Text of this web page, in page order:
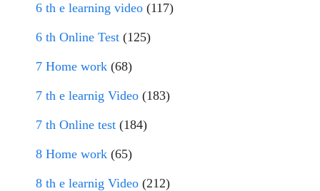
6 th e learning video (117)
6 th Online Test (125)
7 Home work (68)
7 th e learnig Video (183)
7 th Online test (184)
8 Home work (65)
8 th e learnig Video (212)